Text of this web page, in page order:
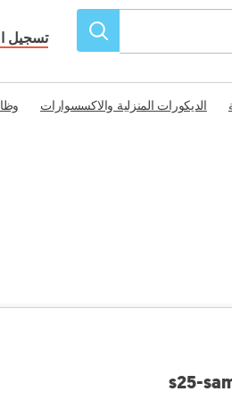
تسجيل
الديكورات المنزلية والاكسسوارات
s25-